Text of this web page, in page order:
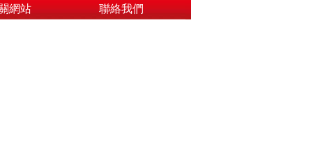
網站 聯絡我們